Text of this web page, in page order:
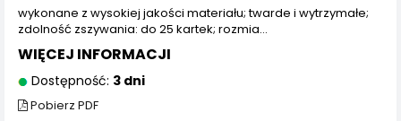
wykonane z wysokiej jakości materiału; twarde i wytrzymałe;
zdolność zszywania: do 25 kartek; rozmia...
WIĘCEJ INFORMACJI
Dostępność: 3 dni
Pobierz PDF